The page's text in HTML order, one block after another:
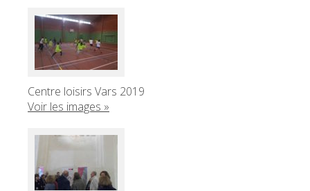
Centre loisirs Vars 2019
Voir les images »